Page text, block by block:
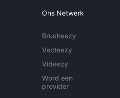
Ons Netwerk
Brusheezy
Vecteezy
Videezy
Word een
provider